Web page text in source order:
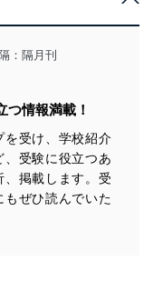
えで利用目的の
段によって取
が保有している
第三者への提
これらの取り組
徹底してまいり
に、適切な管理
定める指針及び
：隔月刊
情報満載！
を受け、学校紹介
受験に役立つあ
、掲載します。受
ぜひ読んでいた